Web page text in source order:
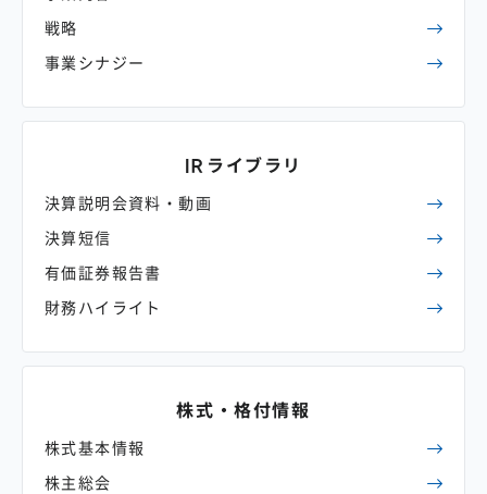
戦略
事業シナジー
IRライブラリ
決算説明会資料・動画
決算短信
有価証券報告書
財務ハイライト
株式・格付情報
株式基本情報
株主総会